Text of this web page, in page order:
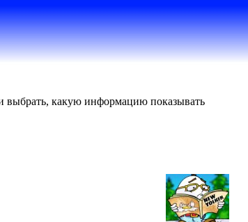
выбрать, какую информацию показывать